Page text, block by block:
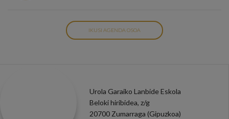
IKUSI AGENDA OSOA
Urola Garaiko Lanbide Eskola
Beloki hiribidea, z/g
20700 Zumarraga (Gipuzkoa)